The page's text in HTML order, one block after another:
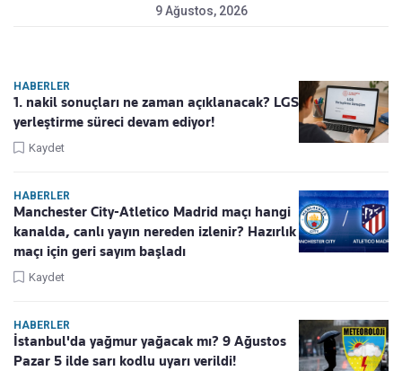
9 Ağustos, 2026
HABERLER
1. nakil sonuçları ne zaman açıklanacak? LGS
yerleştirme süreci devam ediyor!
Kaydet
HABERLER
Manchester City-Atletico Madrid maçı hangi
kanalda, canlı yayın nereden izlenir? Hazırlık
maçı için geri sayım başladı
Kaydet
HABERLER
İstanbul'da yağmur yağacak mı? 9 Ağustos
Pazar 5 ilde sarı kodlu uyarı verildi!